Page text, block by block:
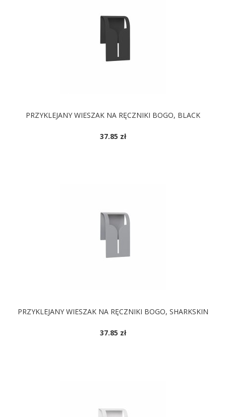
PRZYKLEJANY WIESZAK NA RĘCZNIKI BOGO, BLACK
37.85 zł
PRZYKLEJANY WIESZAK NA RĘCZNIKI BOGO, SHARKSKIN
37.85 zł